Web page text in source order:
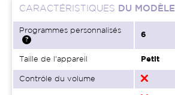
CARACTÉRISTIQUES DU MODÈLE
Programmes personnalisés
6
Taille de l'appareil Petit
Contrôle du volume